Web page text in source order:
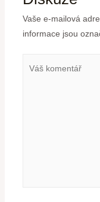
Vaše e-mailová
informace jsou